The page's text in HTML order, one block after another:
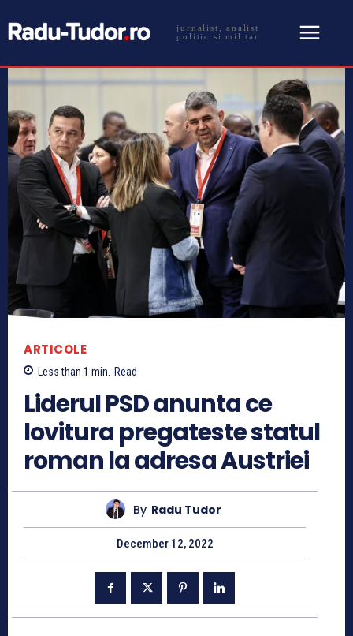
jurnalist, analist
politic si militar
ARTICOLE
Less than 1 min. Read
Liderul PSD anunta ce
lovitura pregateste statul
roman la adresa Austriei
By Radu Tudor
December 12, 2022